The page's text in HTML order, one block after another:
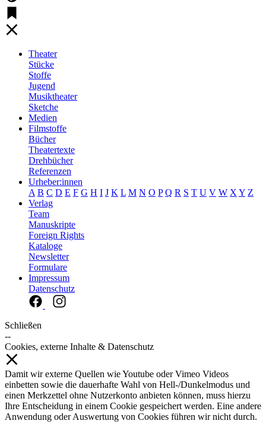
Theater
Stücke
Stoffe
Jugend
Musiktheater
Sketche
Medien
Filmstoffe
Bücher
Theatertexte
Drehbücher
Referenzen
Urheber:innen
A B C D E F G H I J K L M N O P Q R S T U V W X Y Z
Verlag
Team
Manuskripte
Foreign Rights
Kataloge
Newsletter
Formulare
Impressum
Datenschutz
Schließen
--
Cookies, externe Inhalte & Datenschutz
Damit wir externe Quellen wie Youtube oder Vimeo Videos
einbetten sowie die dauerhafte Wahl von Hell-/Dunkelmodus und
einen Merkzettel ohne Nutzerkonto anbieten können, muss hierzu
Ihre Entscheidung in einem Cookie gespeichert werden. Eine andere
Anwendung oder Auswertung von Cookies führen wir nicht durch.